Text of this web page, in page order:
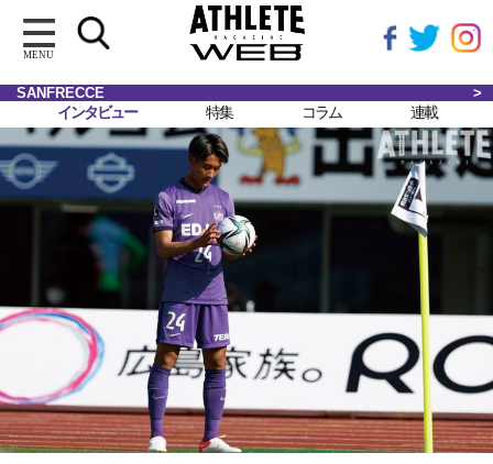
MENU
SANFRECCE
インタビュー 特集 コラム 連載